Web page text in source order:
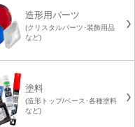
造形用パーツ
(クリスタルパーツ･装飾用品
など)
塗料
(造形トップ/ベース･各種塗料
など)